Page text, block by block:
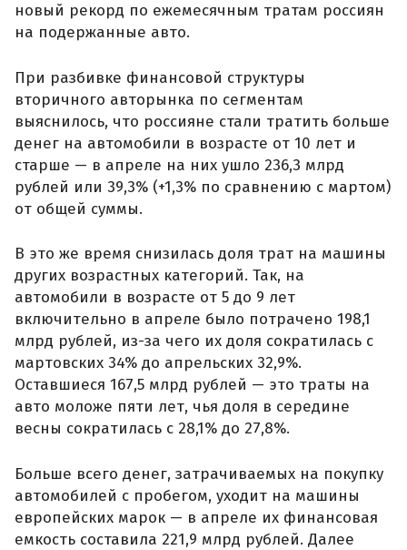
новый рекорд по ежемесячным тратам россиян
на подержанные авто.
При разбивке финансовой структуры
вторичного авторынка по сегментам
выяснилось, что россияне стали тратить больше
денег на автомобили в возрасте от 10 лет и
старше — в апреле на них ушло 236,3 млрд
рублей или 39,3% (+1,3% по сравнению с мартом)
от общей суммы.
В это же время снизилась доля трат на машины
других возрастных категорий. Так, на
автомобили в возрасте от 5 до 9 лет
включительно в апреле было потрачено 198,1
млрд рублей, из-за чего их доля сократилась с
мартовских 34% до апрельских 32,9%.
Оставшиеся 167,5 млрд рублей — это траты на
авто моложе пяти лет, чья доля в середине
весны сократилась с 28,1% до 27,8%.
Больше всего денег, затрачиваемых на покупку
автомобилей с пробегом, уходит на машины
европейских марок — в апреле их финансовая
емкость составила 221,9 млрд рублей. Далее